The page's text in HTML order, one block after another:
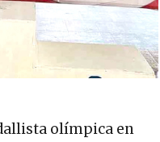
olímpica en